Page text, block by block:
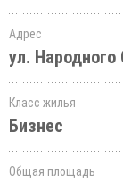
Адрес
ул. Народного
Класс жилья
Бизнес
Общая площадь